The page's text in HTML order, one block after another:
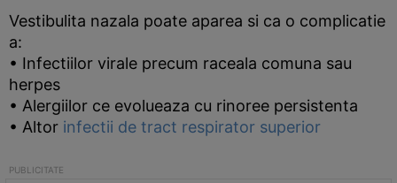
Vestibulita nazala poate aparea si ca o complicatie
a:
• Infectiilor virale precum raceala comuna sau
herpes
• Alergiilor ce evolueaza cu rinoree persistenta
• Altor infectii de tract respirator superior